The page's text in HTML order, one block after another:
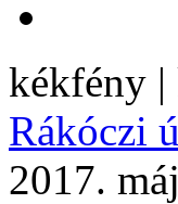
kékfény |
Rákóczi
2017.